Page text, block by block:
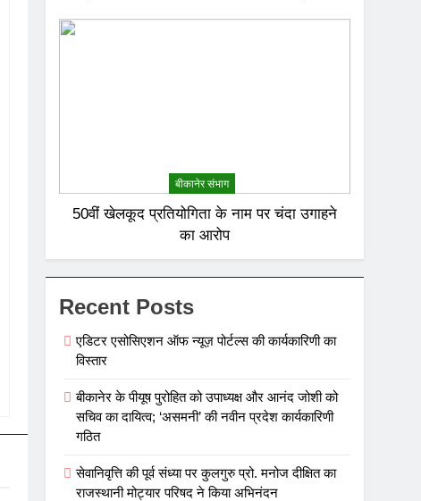
बीकानेर संभाग
50वीं खेलकूद प्रतियोगिता के नाम पर चंदा उगाहने
का आरोप
Recent Posts
एडिटर एसोसिएशन ऑफ न्यूज़ पोर्टल्स की कार्यकारिणी का
विस्तार
बीकानेर के पीयूष पुरोहित को उपाध्यक्ष और आनंद जोशी को
सचिव का दायित्व; ‘असमनी’ की नवीन प्रदेश कार्यकारिणी
गठित
सेवानिवृत्ति की पूर्व संध्या पर कुलगुरु प्रो. मनोज दीक्षित का
राजस्थानी मोट्यार परिषद ने किया अभिनंदन